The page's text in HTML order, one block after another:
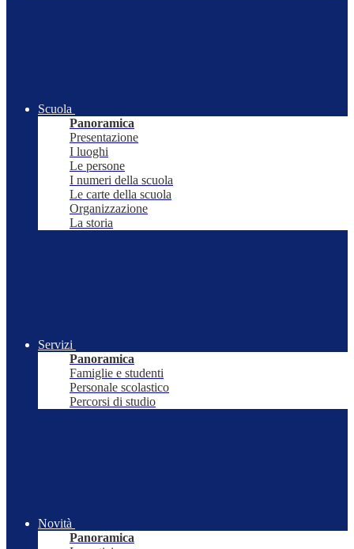
Scuola
Panoramica
Presentazione
I luoghi
Le persone
I numeri della scuola
Le carte della scuola
Organizzazione
La storia
Servizi
Panoramica
Famiglie e studenti
Personale scolastico
Percorsi di studio
Novità
Panoramica